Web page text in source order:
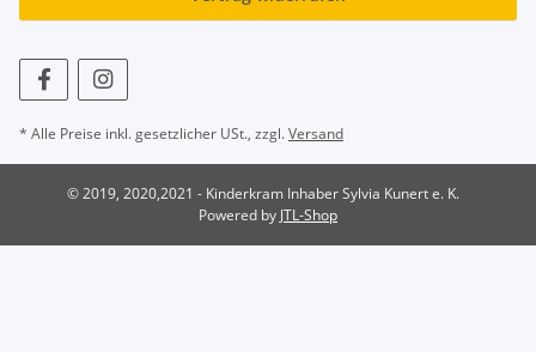
* Alle Preise inkl. gesetzlicher USt., zzgl.Versand
© 2019, 2020,2021 - Kinderkram Inhaber Sylvia Kunert e. K.
Powered by JTL-Shop